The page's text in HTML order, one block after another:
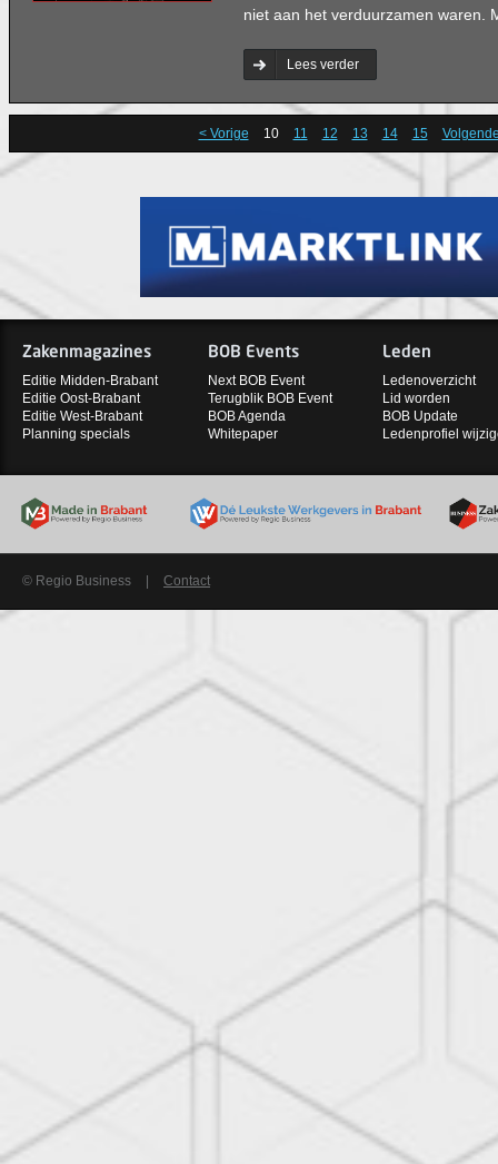
niet aan het verduurzamen waren.
Lees verder
< Vorige 10 11 12 13 14 15
Zakenmagazines
Editie Midden-Brabant
Editie Oost-Brabant
Editie West-Brabant
Planning specials
BOB Events
Next BOB Event
Terugblik BOB Event
BOB Agenda
Whitepaper
Leden
Ledenoverzicht
Lid worden
BOB Update
Ledenprofiel
© Regio Business Contact